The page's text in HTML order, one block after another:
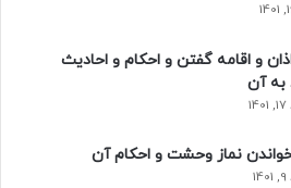
و اقامه گفتن و احکام و احادیث
به آن
نماز وحشت و احکام آن